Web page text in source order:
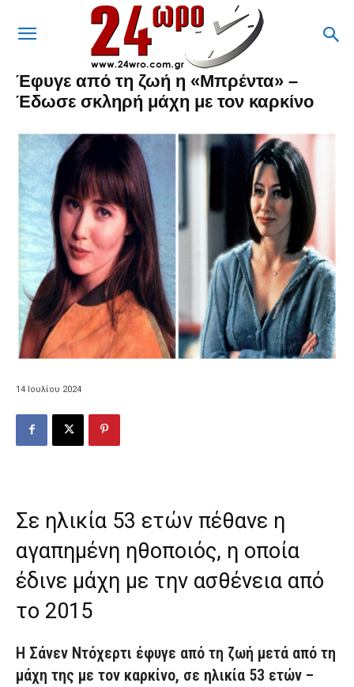
Έφυγε από τη ζωή η «Μπρέντα» –
Έδωσε σκληρή μάχη με τον καρκίνο
14 Ιουλίου 2024
Σε ηλικία 53 ετών πέθανε η
αγαπημένη ηθοποιός, η οποία
έδινε μάχη με την ασθένεια από
το 2015
Η Σάνεν Ντόχερτι έφυγε από τη ζωή μετά από τη
μάχη της με τον καρκίνο, σε ηλικία 53 ετών –